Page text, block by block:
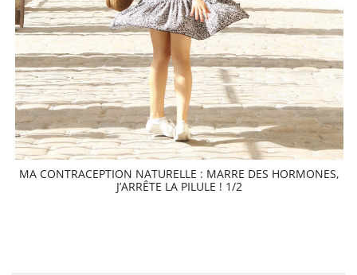
MA CONTRACEPTION NATURELLE : MARRE DES HORMONES,
J’ARRÊTE LA PILULE ! 1/2